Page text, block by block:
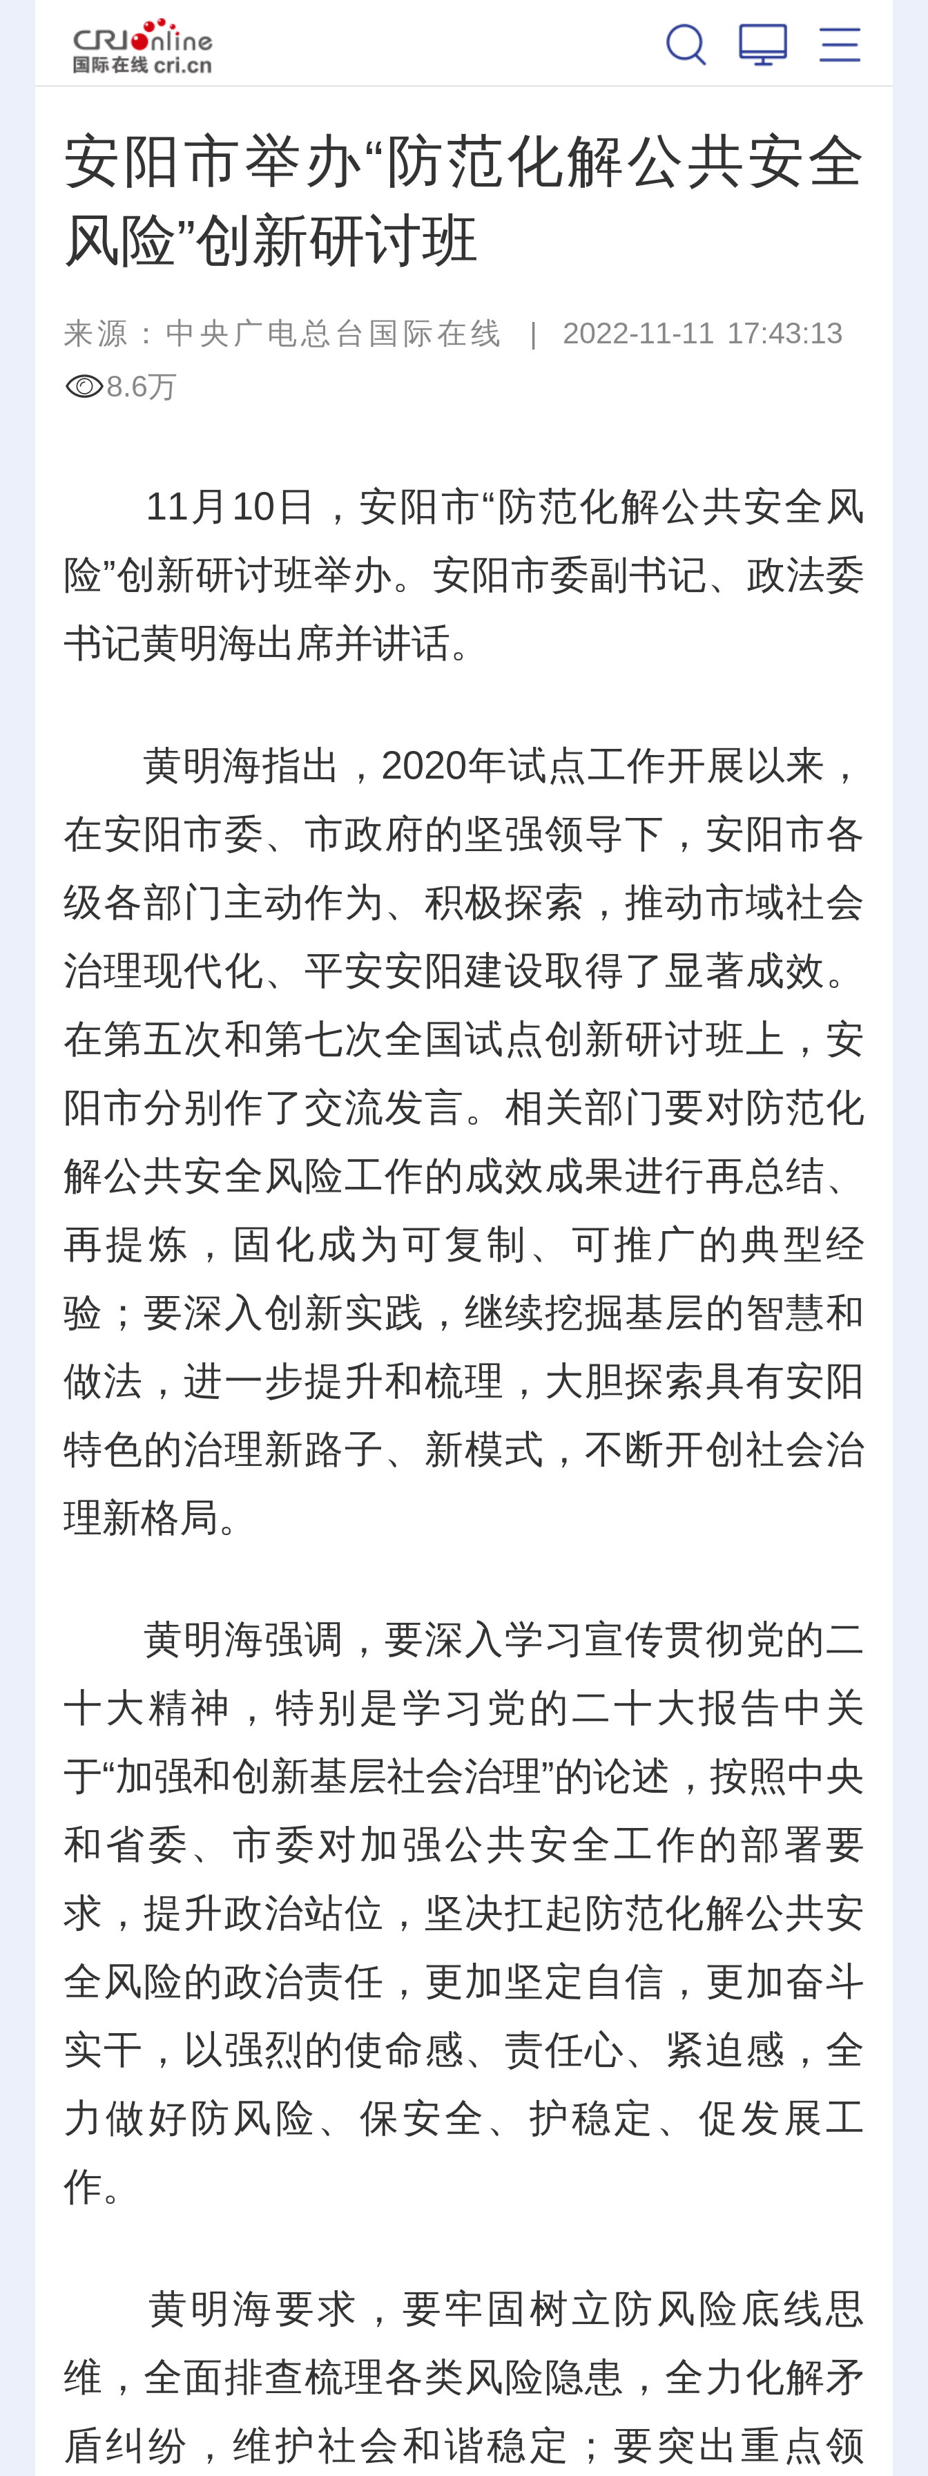
安阳市举办“防范化解公共安全
风险”创新研讨班
来源：中央广电总台国际在线 | 2022-11-11 17:43:13
8.6万
11月10日，安阳市“防范化解公共安全风
险”创新研讨班举办。安阳市委副书记、政法委
书记黄明海出席并讲话。
黄明海指出，2020年试点工作开展以来，
在安阳市委、市政府的坚强领导下，安阳市各
级各部门主动作为、积极探索，推动市域社会
治理现代化、平安安阳建设取得了显著成效。
在第五次和第七次全国试点创新研讨班上，安
阳市分别作了交流发言。相关部门要对防范化
解公共安全风险工作的成效成果进行再总结、
再提炼，固化成为可复制、可推广的典型经
验；要深入创新实践，继续挖掘基层的智慧和
做法，进一步提升和梳理，大胆探索具有安阳
特色的治理新路子、新模式，不断开创社会治
理新格局。
黄明海强调，要深入学习宣传贯彻党的二
十大精神，特别是学习党的二十大报告中关
于“加强和创新基层社会治理”的论述，按照中央
和省委、市委对加强公共安全工作的部署要
求，提升政治站位，坚决扛起防范化解公共安
全风险的政治责任，更加坚定自信，更加奋斗
实干，以强烈的使命感、责任心、紧迫感，全
力做好防风险、保安全、护稳定、促发展工
作。
黄明海要求，要牢固树立防风险底线思
维，全面排查梳理各类风险隐患，全力化解矛
盾纠纷，维护社会和谐稳定；要突出重点领